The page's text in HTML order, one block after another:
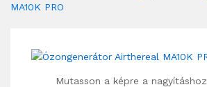
MA10K PRO
Mutasson a képre a nagyításhoz